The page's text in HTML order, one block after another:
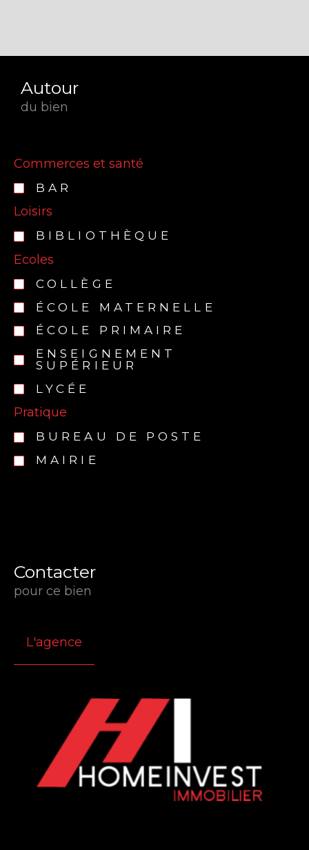
Autour
du bien
Commerces et santé
BAR
Loisirs
BIBLIOTHÈQUE
Ecoles
COLLÈGE
ÉCOLE MATERNELLE
ÉCOLE PRIMAIRE
ENSEIGNEMENT
SUPÉRIEUR
LYCÉE
Pratique
BUREAU DE POSTE
MAIRIE
Contacter
pour ce bien
L'agence